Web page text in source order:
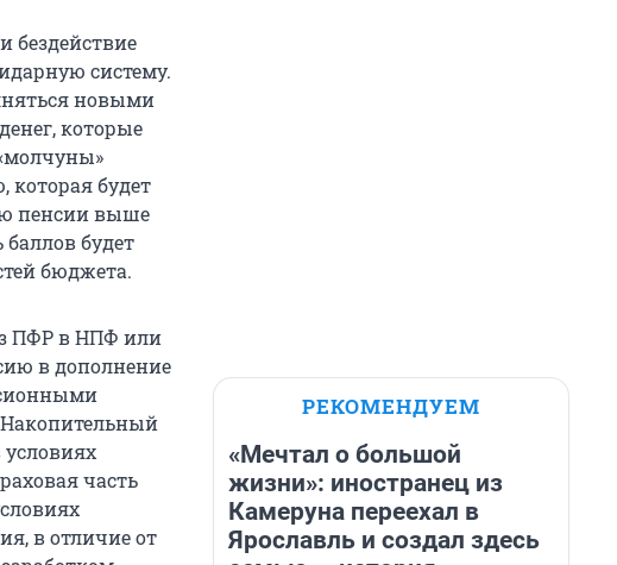
бездействие
систему.
новыми
которые
которая будет
пенсии выше
будет
бюджета.
ПФР в НПФ или
в дополнение
часть
в отличие от
РЕКОМЕНДУЕМ
«Мечтал о большой
жизни»: иностранец из
Камеруна переехал в
Ярославль и создал здесь